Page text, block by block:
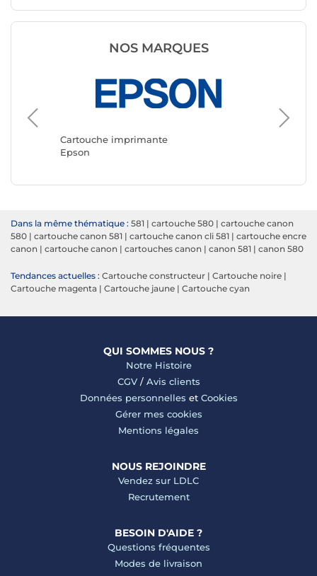
NOS MARQUES
Cartouche imprimante
Epson
Dans la même thématique : 581 | cartouche 580 | cartouche canon
580 | cartouche canon 581 | cartouche canon cli 581 | cartouche encre
canon | cartouche canon | cartouches canon | canon 581 | canon 580
Tendances actuelles : Cartouche constructeur | Cartouche noire |
Cartouche magenta | Cartouche jaune | Cartouche cyan
QUI SOMMES NOUS ?
Notre Histoire
CGV/ Avis clients
Données personnelles et Cookies
Gérer mes cookies
Mentions légales
NOUS REJOINDRE
Vendez sur LDLC
Recrutement
BESOIN D'AIDE ?
Questions fréquentes
Modes de livraison